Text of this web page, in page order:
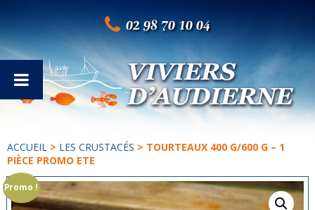
02 98 70 10 04
ACCUEIL > LES CRUSTACÉS > TOURTEAUX 400 G/600 G – 1
PIÈCE PROMO ETE
Promo !